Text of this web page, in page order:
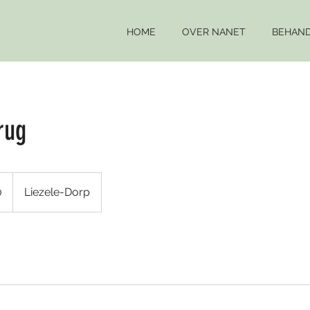
HOME OVER NANET
Liezele-Dorp